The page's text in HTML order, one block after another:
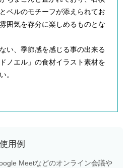
ベルのモチーフが添えられてお
囲気を存分に楽しめるものとな
い、季節感を感じる事の出来る
ノエル」の食材イラスト素材を
。
用例
Meetなどのオンライン会議や